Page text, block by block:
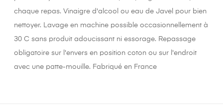
chaque repas. Vinaigre d'alcool ou eau de Javel pour bien
nettoyer. Lavage en machine possible occasionnellement à
30 C sans produit adoucissant ni essorage. Repassage
obligatoire sur l'envers en position coton ou sur l'endroit
avec une patte-mouille. Fabriqué en France